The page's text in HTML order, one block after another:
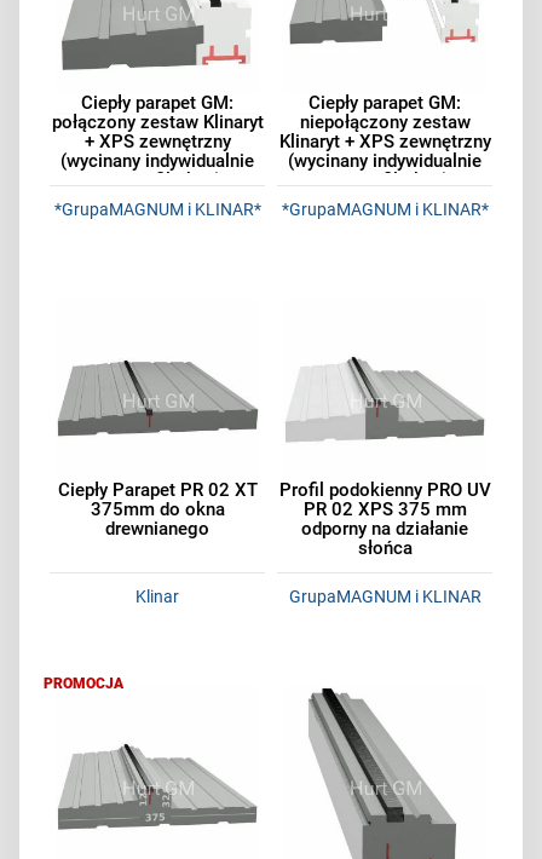
Ciepły parapet GM:
połączony zestaw Klinaryt
+ XPS zewnętrzny
(wycinany indywidualnie
pod profil okna)
*GrupaMAGNUM i KLINAR*
Ciepły parapet GM:
niepołączony zestaw
Klinaryt + XPS zewnętrzny
(wycinany indywidualnie
pod profil okna)
*GrupaMAGNUM i KLINAR*
Ciepły Parapet PR 02 XT
375mm do okna
drewnianego
Klinar
Profil podokienny PRO UV
PR 02 XPS 375 mm
odporny na działanie
słońca
GrupaMAGNUM i KLINAR
PROMOCJA